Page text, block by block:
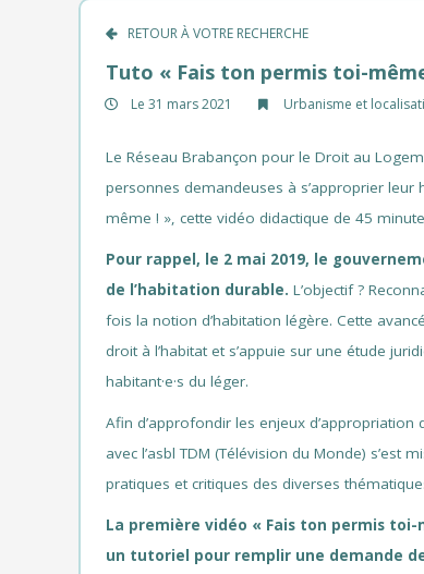
RETOUR À VOTRE RECHERCHE
Tuto « Fais ton permis toi-
Le 31 mars 2021 Urbanisme et
Le Réseau Brabançon pour le Droit au
personnes demandeuses à s’approprier
même ! », cette vidéo didactique de 45
Pour rappel, le 2 mai 2019, le
de l’habitation durable. L’objectif ?
fois la notion d’habitation légère. Cette
droit à l’habitat et s’appuie sur une étude
habitant·e·s du léger.
Afin d’approfondir les enjeux
avec l’asbl TDM (Télévision du Monde)
pratiques et critiques des diverses
La première vidéo « Fais ton permis
un tutoriel pour remplir une demande